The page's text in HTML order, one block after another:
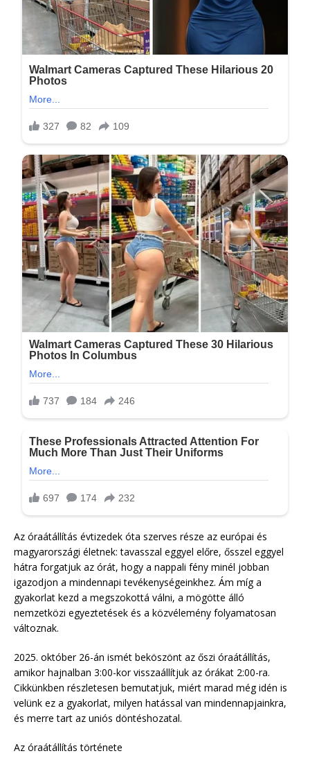
Az óraátállítás évtizedek óta szerves része az európai és
magyarországi életnek: tavasszal eggyel előre, ősszel eggyel
hátra forgatjuk az órát, hogy a nappali fény minél jobban
igazodjon a mindennapi tevékenységeinkhez. Ám míg a
gyakorlat kezd a megszokottá válni, a mögötte álló
nemzetközi egyeztetések és a közvélemény folyamatosan
változnak.
2025. október 26-án ismét beköszönt az őszi óraátállítás,
amikor hajnalban 3:00-kor visszaállítjuk az órákat 2:00-ra.
Cikkünkben részletesen bemutatjuk, miért marad még idén is
velünk ez a gyakorlat, milyen hatással van mindennapjainkra,
és merre tart az uniós döntéshozatal.
Az óraátállítás története